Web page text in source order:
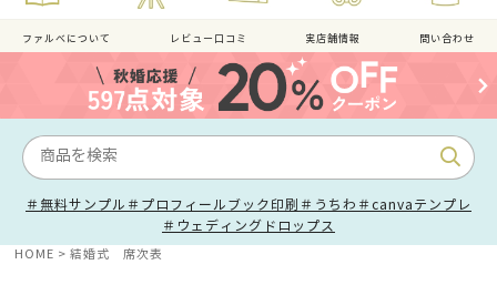
ファルべについて レビュー口コミ 実店舗情報 問い合わせ
＃無料サンプル ＃プロフィールブック印刷 ＃うちわ ＃canvaテンプレ
＃ウェディングドロップス
HOME 結婚式 席次表